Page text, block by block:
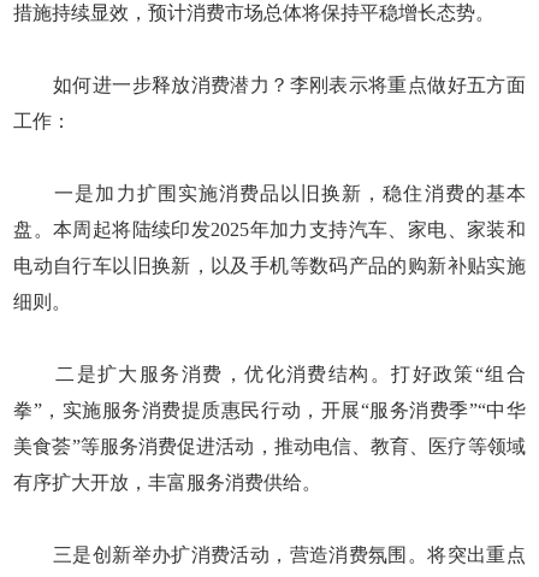
措施持续显效，预计消费市场总体将保持平稳增长态势。
如何进一步释放消费潜力？李刚表示将重点做好五方面
工作：
一是加力扩围实施消费品以旧换新，稳住消费的基本
盘。本周起将陆续印发2025年加力支持汽车、家电、家装和
电动自行车以旧换新，以及手机等数码产品的购新补贴实施
细则。
二是扩大服务消费，优化消费结构。打好政策“组合
拳”，实施服务消费提质惠民行动，开展“服务消费季”“中华
美食荟”等服务消费促进活动，推动电信、教育、医疗等领域
有序扩大开放，丰富服务消费供给。
三是创新举办扩消费活动，营造消费氛围。将突出重点